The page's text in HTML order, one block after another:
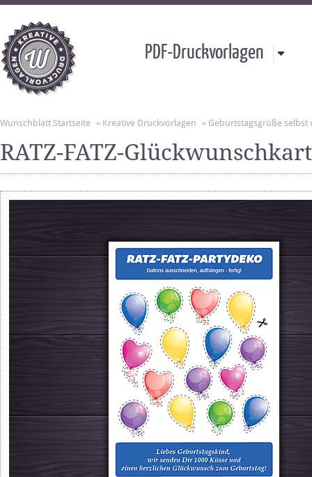
PDF-Druckvorlagen
Wunschblatt Startseite » Kreative Druckvorlagen » Geburtstagsgrüße selbst
RATZ-FATZ-